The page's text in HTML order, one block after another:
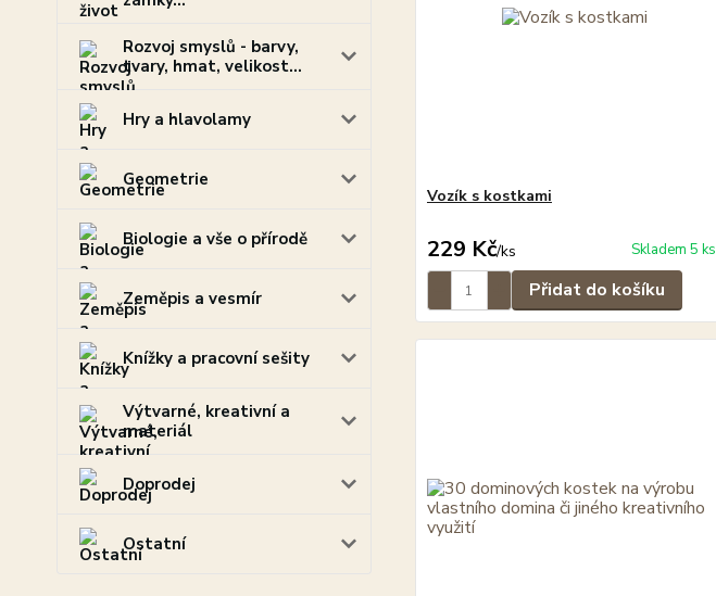
Rozvoj smyslů - barvy,
tvary, hmat, velikost...
Hry a hlavolamy
Geometrie
Biologie a vše o přírodě
Zeměpis a vesmír
Knížky a pracovní sešity
Výtvarné, kreativní a
materiál
Doprodej
Ostatní
Vozík s kostkami
229 Kč/ks Skladem 5 ks
Přidat do košíku